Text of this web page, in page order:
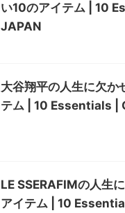
い10のアイテム | 10
JAPAN
大谷翔平の人生に欠か
テム | 10 Essentials |
LE SSERAFIMの人生
アイテム | 10